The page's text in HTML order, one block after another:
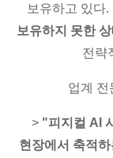
보유하고 있다.
보유하지 못한 상
전략
업계 전
> "피지컬 AI
현장에서 축적